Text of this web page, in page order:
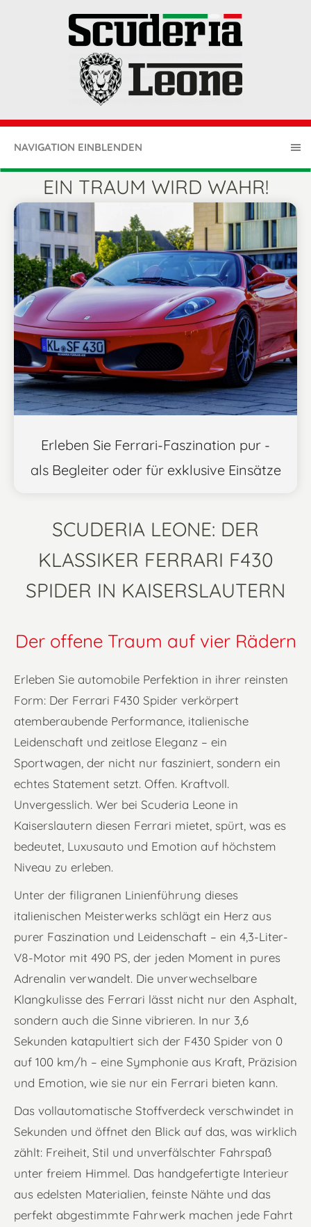
NAVIGATION EINBLENDEN
EIN TRAUM WIRD WAHR!
Erleben Sie Ferrari-Faszination pur -
als Begleiter oder für exklusive Einsätze
SCUDERIA LEONE: DER
KLASSIKER FERRARI F430
SPIDER IN KAISERSLAUTERN
Der offene Traum auf vier Rädern
Erleben Sie automobile Perfektion in ihrer reinsten
Form: Der Ferrari F430 Spider verkörpert
atemberaubende Performance, italienische
Leidenschaft und zeitlose Eleganz – ein
Sportwagen, der nicht nur fasziniert, sondern ein
echtes Statement setzt. Offen. Kraftvoll.
Unvergesslich. Wer bei Scuderia Leone in
Kaiserslautern diesen Ferrari mietet, spürt, was es
bedeutet, Luxusauto und Emotion auf höchstem
Niveau zu erleben.
Unter der filigranen Linienführung dieses
italienischen Meisterwerks schlägt ein Herz aus
purer Faszination und Leidenschaft – ein 4,3-Liter-
V8-Motor mit 490 PS, der jeden Moment in pures
Adrenalin verwandelt. Die unverwechselbare
Klangkulisse des Ferrari lässt nicht nur den Asphalt,
sondern auch die Sinne vibrieren. In nur 3,6
Sekunden katapultiert sich der F430 Spider von 0
auf 100 km/h – eine Symphonie aus Kraft, Präzision
und Emotion, wie sie nur ein Ferrari bieten kann.
Das vollautomatische Stoffverdeck verschwindet in
Sekunden und öffnet den Blick auf das, was wirklich
zählt: Freiheit, Stil und unverfälschter Fahrspaß
unter freiem Himmel. Das handgefertigte Interieur
aus edelsten Materialien, feinste Nähte und das
perfekt abgestimmte Fahrwerk machen jede Fahrt